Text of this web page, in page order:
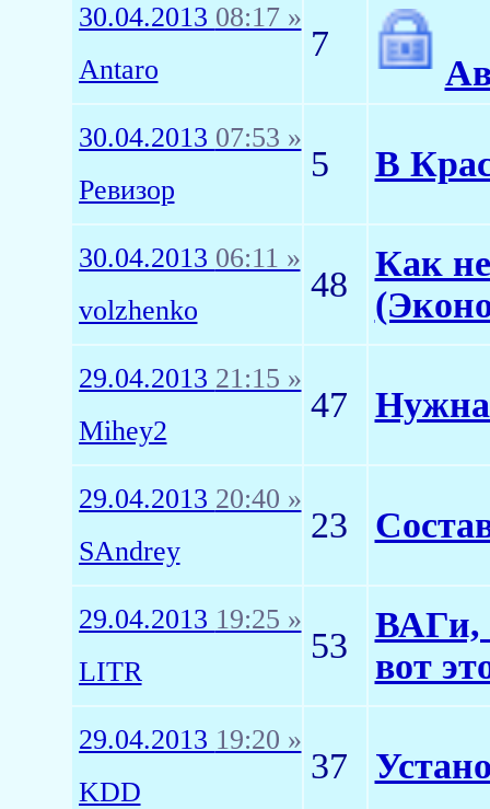
30.04.2013 08:17 »
Antaro
7
30.04.2013 07:53 »
Ревизор
5 В
30.04.2013 06:11 »
volzhenko
48
Как
29.04.2013 21:15 »
Mihey2
47 Нужна
29.04.2013 20:40 »
SAndrey
23
29.04.2013 19:25 »
LITR
53
ВАГи,
вот
29.04.2013 19:20 »
KDD
37